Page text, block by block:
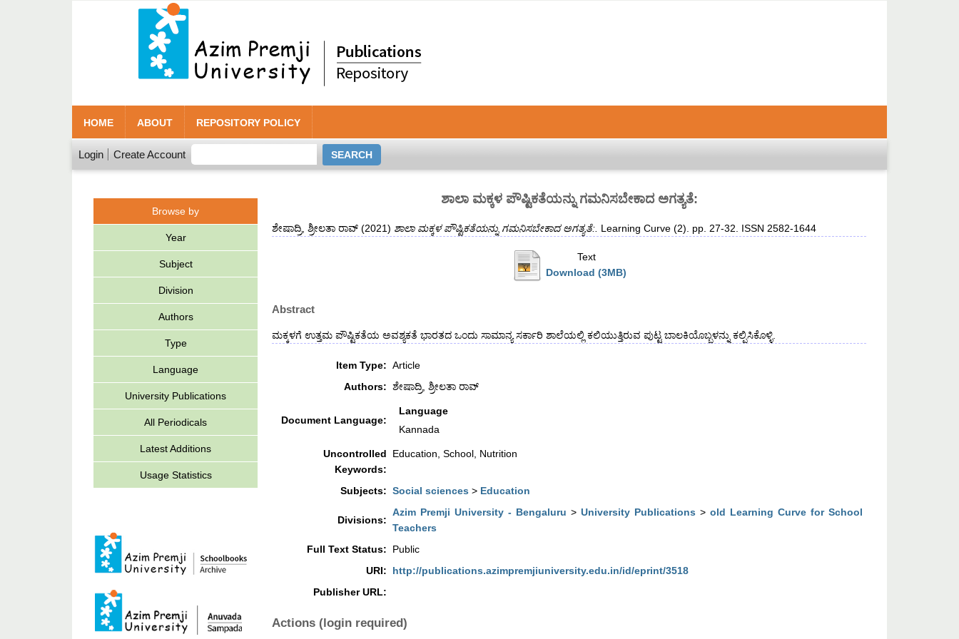
HOME ABOUT REPOSITORY POLICY
Login Create Account
Browse by
Year
Subject
Division
Authors
Type
Language
University Publications
All Periodicals
Latest Additions
Usage Statistics
ಶಾಲಾ ಮಕ್ಕಳ ಪೌಷ್ಟಿಕತೆಯನ್ನು ಗಮನಿಸಬೇಕಾದ ಅಗತ್ಯತೆ:
ಶೇಷಾದ್ರಿ, ಶ್ರೀಲತಾ ರಾವ್ (2021) ಶಾಲಾ ಮಕ್ಕಳ ಪೌಷ್ಟಿಕತೆಯನ್ನು ಗಮನಿಸಬೇಕಾದ ಅಗತ್ಯತೆ:. Learning Curve (2). pp. 27-32. ISSN 2582-1644
Text
Download (3MB)
Abstract
ಮಕ್ಕಳಗೆ ಉತ್ತಮ ಪೌಷ್ಟಿಕತೆಯ ಅವಶ್ಯಕತೆ ಭಾರತದ ಒಂದು ಸಾಮಾನ್ಯ ಸರ್ಕಾರಿ ಶಾಲೆಯಲ್ಲಿ ಕಲಿಯುತ್ತಿರುವ ಪುಟ್ಟ ಬಾಲಕಿಯೊಬ್ಬಳನ್ನು ಕಲ್ಪಿಸಿಕೊಳ್ಳಿ.
Item Type: Article
Authors: ಶೇಷಾದ್ರಿ, ಶ್ರೀಲತಾ ರಾವ್
Document Language:
Language
Kannada
Uncontrolled
Keywords:
Education, School, Nutrition
Subjects: Social sciences > Education
Divisions:
Azim Premji University - Bengaluru > University Publications > old Learning Curve for School
Teachers
Full Text Status:
Public
URI:
http://publications.azimpremjiuniversity.edu.in/id/eprint/3518
Publisher URL:
Actions (login required)